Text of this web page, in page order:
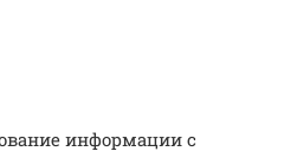
информации с